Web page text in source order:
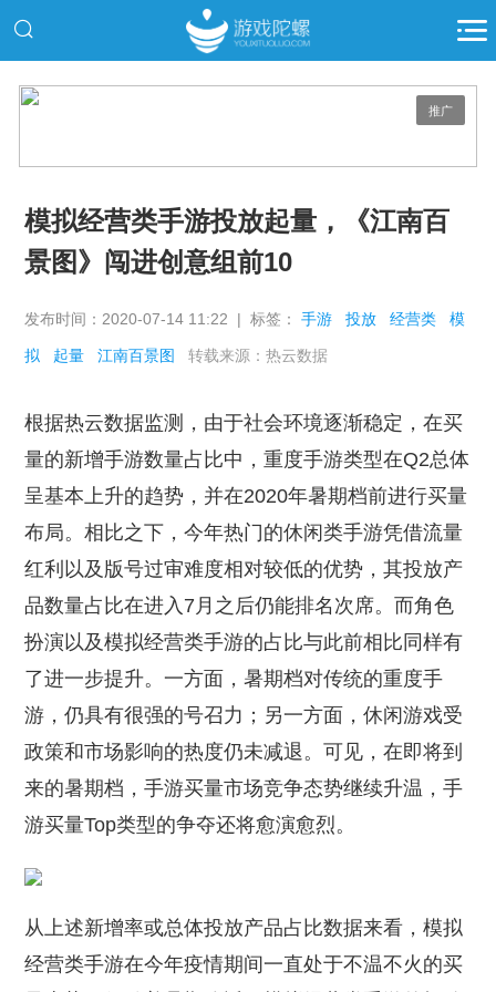
推广
模拟经营类手游投放起量，《江南百
景图》闯进创意组前10
发布时间：2020-07-14 11:22 | 标签：手游 投放 经营类 模
拟 起量 江南百景图 转载来源：热云数据
根据热云数据监测，由于社会环境逐渐稳定，在买
量的新增手游数量占比中，重度手游类型在Q2总体
呈基本上升的趋势，并在2020年暑期档前进行买量
布局。相比之下，今年热门的休闲类手游凭借流量
红利以及版号过审难度相对较低的优势，其投放产
品数量占比在进入7月之后仍能排名次席。而角色
扮演以及模拟经营类手游的占比与此前相比同样有
了进一步提升。一方面，暑期档对传统的重度手
游，仍具有很强的号召力；另一方面，休闲游戏受
政策和市场影响的热度仍未减退。可见，在即将到
来的暑期档，手游买量市场竞争态势继续升温，手
游买量Top类型的争夺还将愈演愈烈。
从上述新增率或总体投放产品占比数据来看，模拟
经营类手游在今年疫情期间一直处于不温不火的买